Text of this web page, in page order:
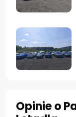
Opinie o